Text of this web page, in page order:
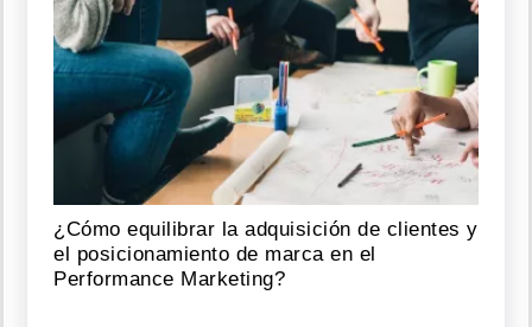
¿Cómo equilibrar la adquisición de clientes y
el posicionamiento de marca en el
Performance Marketing?